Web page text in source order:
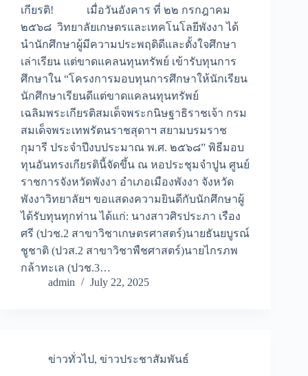
เกียรติ! เมื่อวันอังคาร ที่ ๒๒ กรกฎาคม
๒๕๖๘ วิทยาลัยเกษตรและเทคโนโลยีพังงา ได้
นำนักศึกษาผู้มีความประพฤติดีและตั้งใจศึกษา
เล่าเรียน แต่ขาดแคลนทุนทรัพย์ เข้ารับทุนการ
ศึกษาใน “โครงการมอบทุนการศึกษาให้นักเรียน
นักศึกษาเรียนดีแต่ขาดแคลนทุนทรัพย์
เฉลิมพระเกียรติสมเด็จพระกนิษฐาธิราชเจ้า กรม
สมเด็จพระเทพรัตนราชสุดาฯ สยามบรมราช
กุมารี ประจำปีงบประมาณ พ.ศ. ๒๕๖๘” พิธีมอบ
ทุนอันทรงเกียรตินี้จัดขึ้น ณ หอประชุมจำปูน ศูนย์
ราชการจังหวัดพังงา อำเภอเมืองพังงา จังหวัด
พังงาวิทยาลัยฯ ขอแสดงความยินดีกับนักศึกษาผู้
ได้รับทุนทุกท่าน ได้แก่: นางสาวศิรประภา เรือง
ศรี (ปวช.2 สาขาวิชาเกษตรศาสตร์)นายธันยบูรณ์
ชูชาติ (ปวส.2 สาขาวิชาพืชศาสตร์)นายไกรภพ
กล้าทะเล (ปวช.3…
admin
July 22, 2025
ข่าวทั่วไป, ข่าวประชาสัมพันธ์